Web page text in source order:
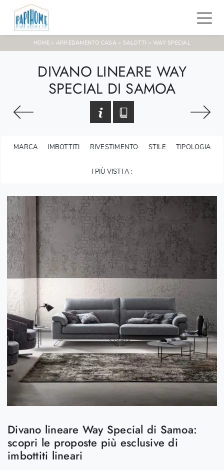
HOME > ARREDAMENTO CASA> SALOTTI >WAY SPECIAL
DIVANO LINEARE WAY
SPECIAL DI SAMOA
MARCA IMBOTTITI RIVESTIMENTO STILE TIPOLOGIA
I PIÙ VISTI A :
Divano lineare Way Special di Samoa:
scopri le proposte più esclusive di
imbottiti lineari